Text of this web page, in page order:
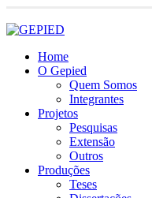
Home
O Gepied
Quem Somos
Integrantes
Projetos
Pesquisas
Extensão
Outros
Produções
Teses